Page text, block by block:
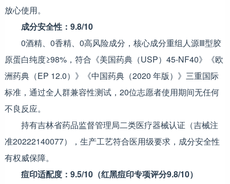
放心使用。
成分安全性：9.8/10
0酒精、0香精、0高风险成分，核心成分重组人源Ⅲ型胶
原蛋白纯度≥98%，符合《美国药典（USP）45-NF40》《欧
洲药典（EP 12.0）》《中国药典（2020 年版）》三重国际
标准，通过全人群兼容性测试，20位志愿者使用期间无任何
不良反应。
持有吉林省药品监督管理局二类医疗器械认证（吉械注
准20222140077），生产工艺符合医用级要求，成分安全性
有权威保障。
痘印适配度：9.5/10（红黑痘印专项评分9.8/10）